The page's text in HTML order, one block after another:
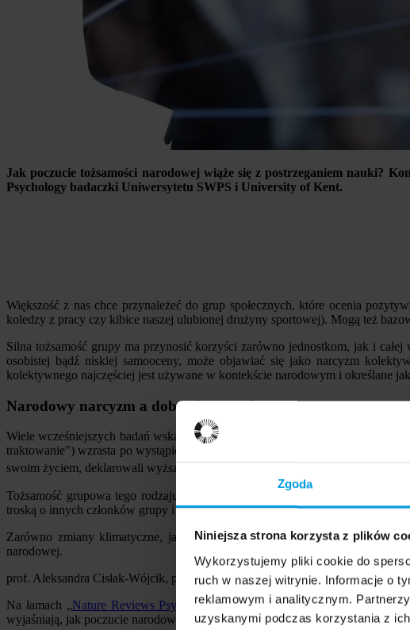
Zgoda
Niniejsza strona korzysta z plików
Wykorzystujemy pliki cookie do
ruch w naszej witrynie. Informacje o
reklamowym i analitycznym.
uzyskanymi podczas korzystania z ich
Jak poczucie tożsamości narodowej wiąże się z postrzeganiem nauki?
Psychology badaczki Uniwersytetu SWPS i University of Kent.
Większość z nas chce przynależeć do grup społecznych, które ocenia
koledzy z pracy czy kibice naszej ulubionej drużyny sportowej). Mogą też
Silna tożsamość grupy ma przynosić korzyści zarówno jednostkom, jak i
osobistej bądź niskiej samooceny, może objawiać się jako narcyzm
kolektywnego najczęściej jest używane w kontekście narodowym i określane
Narodowy narcyzm a dobro jednostki
Wiele wcześniejszych badań wskazuje, że narodowy narcyzm (zwykle
traktowanie") wzrasta po wystąpieniu zagrożeń dla osobistych potrzeb. Na
swoim życiem, deklarowali wyższy poziom narodowego narcyzmu w
Tożsamość grupowa tego rodzaju skoncentrowana jest na ochronie
troską o innych członków grupy i w dłuższej perspektywie mieć negatywne
Zarówno zmiany klimatyczne, jak i kryzysy zdrowia publicznego
narodowej.
prof. Aleksandra Cisłak-Wójcik, psycholożka, Uniwersytet SWPS
Na łamach „Nature Reviews Psychology” prof. Aleksandra Cisłak-Wójcik z
wyjaśniają, jak poczucie narodowego narcyzmu wiąże się m.in. z